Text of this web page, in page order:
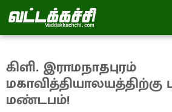
கிளி. இராமநாதபுரம்
மகாவித்தியாலயத்திற்கு
மண்டபம்!